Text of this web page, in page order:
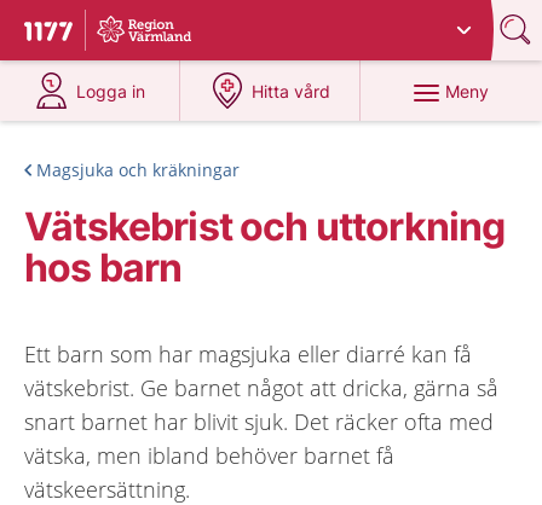
Till startsidan för 1177
Du har valt region
Logga in
på 1177.se
Hitta vård
på 1177.se
Meny
Magsjuka och kräkningar
Vätskebrist och uttorkning
hos barn
Ett barn som har magsjuka eller diarré kan få
vätskebrist. Ge barnet något att dricka, gärna så
snart barnet har blivit sjuk. Det räcker ofta med
vätska, men ibland behöver barnet få
vätskeersättning.